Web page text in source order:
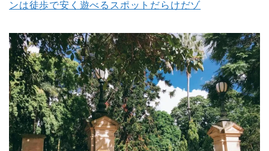
ンは徒歩で安く遊べるスポットだらけだゾ